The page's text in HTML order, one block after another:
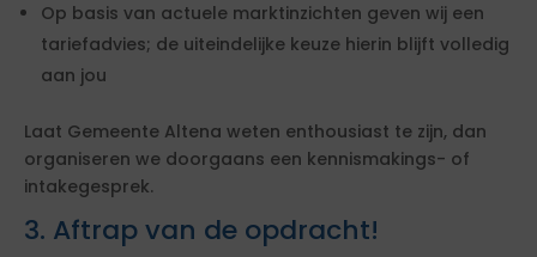
Op basis van actuele marktinzichten geven wij een
tariefadvies; de uiteindelijke keuze hierin blijft volledig
aan jou
Laat Gemeente Altena weten enthousiast te zijn, dan
organiseren we doorgaans een kennismakings- of
intakegesprek.
3. Aftrap van de opdracht!